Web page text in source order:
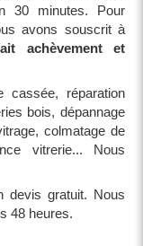
30 minutes. Pour
avons souscrit à
achèvement et
cassée, réparation
bois, dépannage
colmatage de
vitrerie... Nous
devis gratuit. Nous
48 heures.